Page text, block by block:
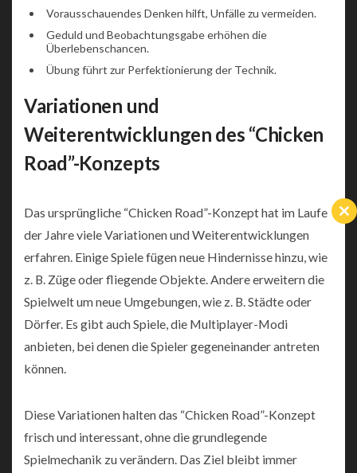
Vorausschauendes Denken hilft, Unfälle zu vermeiden.
Geduld und Beobachtungsgabe erhöhen die
Überlebenschancen.
Übung führt zur Perfektionierung der Technik.
Variationen und
Weiterentwicklungen des “Chicken
Road”-Konzepts
Das ursprüngliche “Chicken Road”-Konzept hat im Laufe
der Jahre viele Variationen und Weiterentwicklungen
erfahren. Einige Spiele fügen neue Hindernisse hinzu, wie
z. B. Züge oder fliegende Objekte. Andere erweitern die
Spielwelt um neue Umgebungen, wie z. B. Städte oder
Dörfer. Es gibt auch Spiele, die Multiplayer-Modi
anbieten, bei denen die Spieler gegeneinander antreten
können.
Diese Variationen halten das “Chicken Road”-Konzept
frisch und interessant, ohne die grundlegende
Spielmechanik zu verändern. Das Ziel bleibt immer